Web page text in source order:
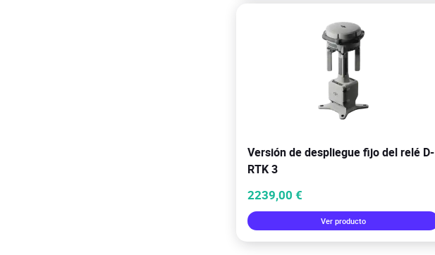
Versión de despliegue fijo del relé D-
RTK 3
2239,00 €
Ver producto